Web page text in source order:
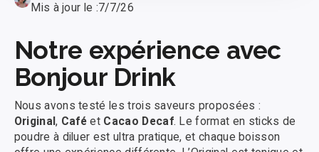
Mis à jour le :7/7/26
Notre expérience avec
Bonjour Drink
Nous avons testé les trois saveurs proposées :
Original, Café et Cacao Decaf. Le format en sticks de
poudre à diluer est ultra pratique, et chaque boisson